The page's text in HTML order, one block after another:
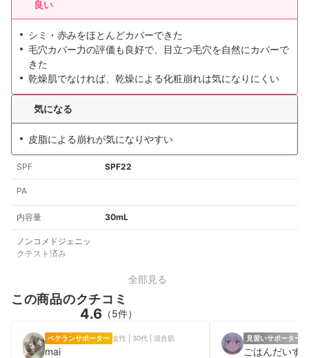
良い
シミ・赤みをほとんどカバーできた
毛穴カバー力の評価も良好で、目立つ毛穴を自然にカバーで
きた
乾燥肌でなければ、乾燥による化粧崩れは気になりにくい
気になる
皮脂による崩れが気になりやすい
SPF SPF22
PA
内容量 30mL
ノンコメドジェニッ
クテスト済み
全部見る
この商品のクチコミ
4.6 （5件）
ベテランサポーター 女性 | 30代 | 混合肌
mai
見習いサポーター
ごはんだいす